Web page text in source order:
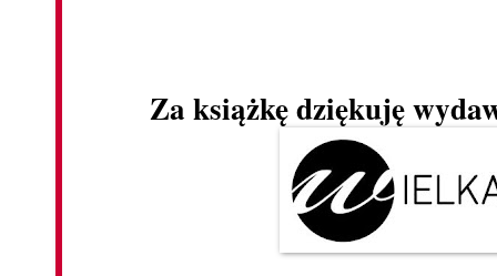
Za książkę dziękuję